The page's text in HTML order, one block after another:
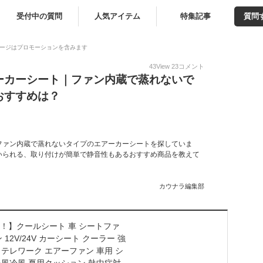
受付中の質問 人気アイテム 特集記事 質問
ジはプロモーションを含みます
43View 23コメント
ーシート｜ファン内蔵で蒸れないで
すめは？
ン内蔵で蒸れないタイプのエアーカーシートを探していま
れる、取り付けが簡単で静音性もあるおすすめ商品を教えて
カウナラ編集部